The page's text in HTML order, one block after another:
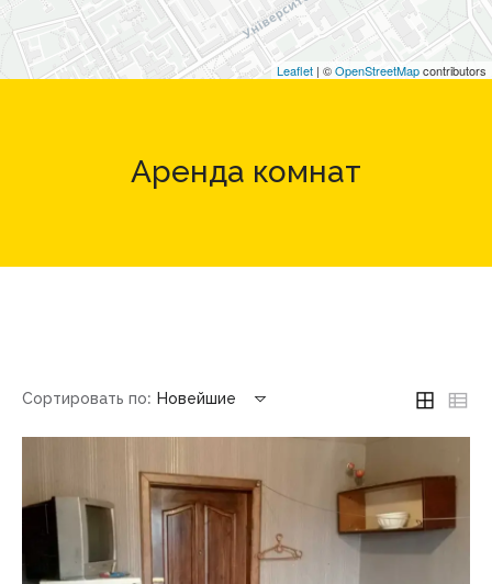
Leaflet | ©OpenStreetMapcontributors
Аренда комнат
Сортировать по: Новейшие